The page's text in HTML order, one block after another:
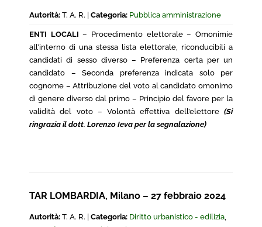
Autorità: T. A. R. | Categoria: Pubblica amministrazione
ENTI LOCALI – Procedimento elettorale – Omonimie
all’interno di una stessa lista elettorale, riconducibili a
candidati di sesso diverso – Preferenza certa per un
candidato – Seconda preferenza indicata solo per
cognome – Attribuzione del voto al candidato omonimo
di genere diverso dal primo – Principio del favore per la
validità del voto – Volontà effettiva dell’elettore (Si
ringrazia il dott. Lorenzo Ieva per la segnalazione)
TAR LOMBARDIA, Milano – 27 febbraio 2024
Autorità: T. A. R. | Categoria: Diritto urbanistico - edilizia,